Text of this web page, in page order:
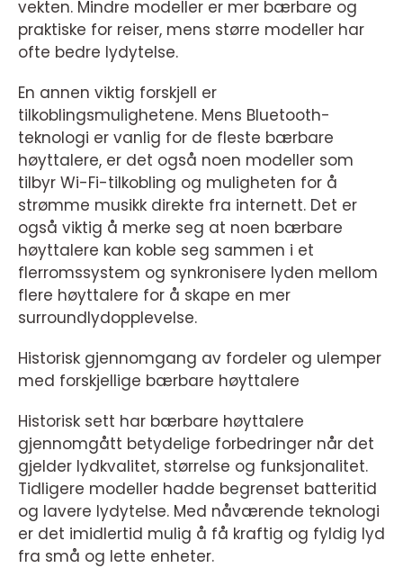
vekten. Mindre modeller er mer bærbare og
praktiske for reiser, mens større modeller har
ofte bedre lydytelse.
En annen viktig forskjell er
tilkoblingsmulighetene. Mens Bluetooth-
teknologi er vanlig for de fleste bærbare
høyttalere, er det også noen modeller som
tilbyr Wi-Fi-tilkobling og muligheten for å
strømme musikk direkte fra internett. Det er
også viktig å merke seg at noen bærbare
høyttalere kan koble seg sammen i et
flerromssystem og synkronisere lyden mellom
flere høyttalere for å skape en mer
surroundlydopplevelse.
Historisk gjennomgang av fordeler og ulemper
med forskjellige bærbare høyttalere
Historisk sett har bærbare høyttalere
gjennomgått betydelige forbedringer når det
gjelder lydkvalitet, størrelse og funksjonalitet.
Tidligere modeller hadde begrenset batteritid
og lavere lydytelse. Med nåværende teknologi
er det imidlertid mulig å få kraftig og fyldig lyd
fra små og lette enheter.